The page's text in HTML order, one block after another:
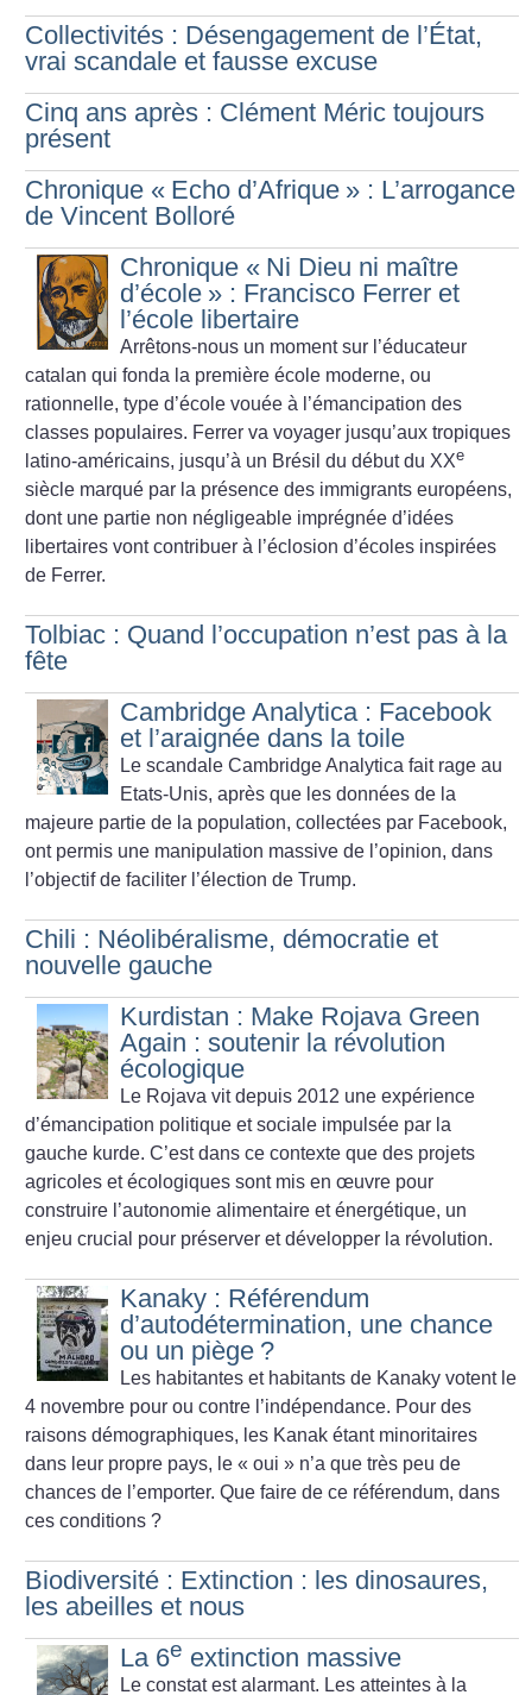
Collectivités : Désengagement de l’État,
vrai scandale et fausse excuse
Cinq ans après : Clément Méric toujours
présent
Chronique « Echo d’Afrique » : L’arrogance
de Vincent Bolloré
Chronique « Ni Dieu ni maître
d’école » : Francisco Ferrer et
l’école libertaire
Arrêtons-nous un moment sur l’éducateur
catalan qui fonda la première école moderne, ou
rationnelle, type d’école vouée à l’émancipation des
classes populaires. Ferrer va voyager jusqu’aux tropiques
latino-américains, jusqu’à un Brésil du début du XXe
siècle marqué par la présence des immigrants européens,
dont une partie non négligeable imprégnée d’idées
libertaires vont contribuer à l’éclosion d’écoles inspirées
de Ferrer.
Tolbiac : Quand l’occupation n’est pas à la
fête
Cambridge Analytica : Facebook
et l’araignée dans la toile
Le scandale Cambridge Analytica fait rage au
Etats-Unis, après que les données de la
majeure partie de la population, collectées par Facebook,
ont permis une manipulation massive de l’opinion, dans
l’objectif de faciliter l’élection de Trump.
Chili : Néolibéralisme, démocratie et
nouvelle gauche
Kurdistan : Make Rojava Green
Again : soutenir la révolution
écologique
Le Rojava vit depuis 2012 une expérience
d’émancipation politique et sociale impulsée par la
gauche kurde. C’est dans ce contexte que des projets
agricoles et écologiques sont mis en œuvre pour
construire l’autonomie alimentaire et énergétique, un
enjeu crucial pour préserver et développer la révolution.
Kanaky : Référendum
d’autodétermination, une chance
ou un piège ?
Les habitantes et habitants de Kanaky votent le
4 novembre pour ou contre l’indépendance. Pour des
raisons démographiques, les Kanak étant minoritaires
dans leur propre pays, le « oui » n’a que très peu de
chances de l’emporter. Que faire de ce référendum, dans
ces conditions ?
Biodiversité : Extinction : les dinosaures,
les abeilles et nous
La 6e extinction massive
Le constat est alarmant. Les atteintes à la